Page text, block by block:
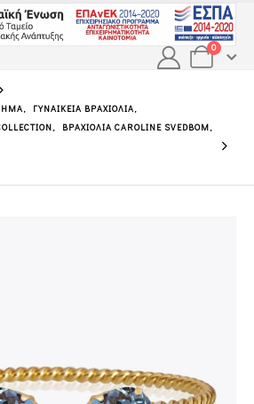
0
, ΓΥΝΑΙΚΕΊΑ ΒΡΑΧΙΌΛΙΑ,
, ΒΡΑΧΙΌΛΙΑ CAROLINE SVEDBOM,